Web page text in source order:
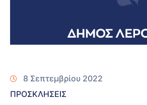
8 Σεπτεμβρίου 2022
ΠΡΟΣΚΛΗΣΕΙΣ